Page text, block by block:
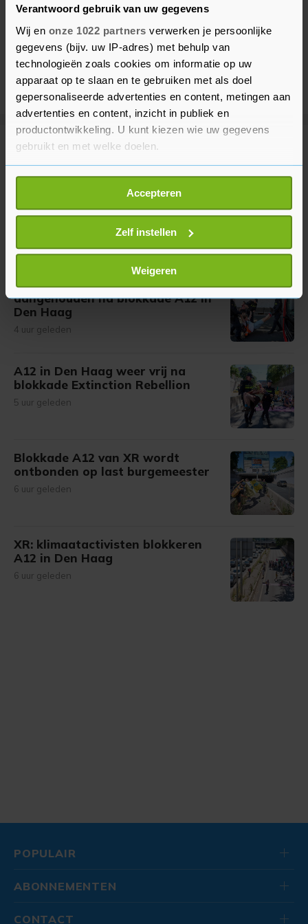
Verantwoord gebruik van uw gegevens
Wij en onze 1022 partners verwerken je persoonlijke
gegevens (bijv. uw IP-adres) met behulp van
technologieën zoals cookies om informatie op uw
apparaat op te slaan en te gebruiken met als doel
gepersonaliseerde advertenties en content, metingen aan
advertenties en content, inzicht in publiek en
productontwikkeling. U kunt kiezen wie uw gegevens
gebruikt en met welke doelen.
Als u het toestaat, willen we ook graag:
Informatie verzamelen over uw geografische
locatie, die tot een paar meter nauwkeurig kan zijn
Uw apparaat identificeren door het actief te
scannen op specifieke eigenschappen (fingerprinting)
Lees meer over hoe uw persoonlijke gegevens worden
verwerkt en stel uw voorkeuren in het
U kunt uw toestemming op elk moment wijzigen of
intrekken in de Cookieverklaring.
bezoek makkelijker en persoonlijker. Op
onze cookiepagina kun je ons cookiebeleid bekijken en je
gemaakte keuze altijd wijzigen of intrekken.
Accepteren
Zelf instellen
Weigeren
Meer uit Binnenland
Duizenden mensen lopen door
Amsterdam tijdens WorldPride
Tientallen XR-activisten
aangehouden na blokkade A12 in
Den Haag
4 uur geleden
A12 in Den Haag weer vrij na
blokkade Extinction Rebellion
5 uur geleden
Blokkade A12 van XR wordt
ontbonden op last burgemeester
6 uur geleden
XR: klimaatactivisten blokkeren
A12 in Den Haag
6 uur geleden
POPULAIR
ABONNEMENTEN
CONTACT